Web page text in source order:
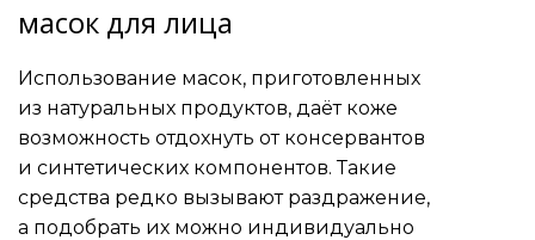
масок для лица
Использование масок, приготовленных
из натуральных продуктов, даёт коже
возможность отдохнуть от консервантов
и синтетических компонентов. Такие
средства редко вызывают раздражение,
а подобрать их можно индивидуально